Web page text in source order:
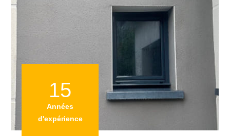
15
Années
d'expérience